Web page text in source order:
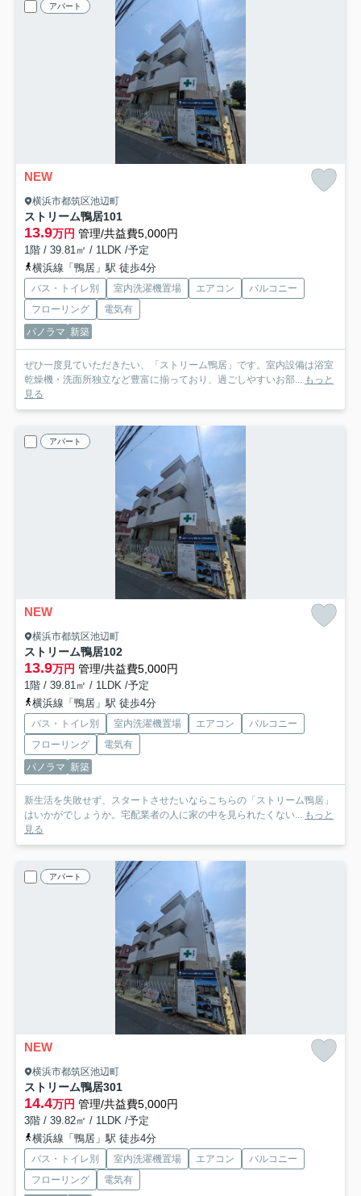
アパート
NEW
横浜市都筑区池辺町
ストリーム鴨居101
13.9万円 管理/共益費5,000円
1階 / 39.81㎡ / 1LDK /予定
横浜線「鴨居」駅 徒歩4分
バス・トイレ別 室内洗濯機置場 エアコン
バルコニー
フローリング
電気有
パノラマ 新築
ぜひ一度見ていただきたい、「ストリーム鴨居」です。室内設備は浴室
乾燥機・洗面所独立など豊富に揃っており、過ごしやすいお部... もっと
見る
アパート
NEW
横浜市都筑区池辺町
ストリーム鴨居102
13.9万円 管理/共益費5,000円
1階 / 39.81㎡ / 1LDK /予定
横浜線「鴨居」駅 徒歩4分
バス・トイレ別 室内洗濯機置場 エアコン
バルコニー
フローリング
電気有
パノラマ 新築
新生活を失敗せず、スタートさせたいならこちらの「ストリーム鴨居」
はいかがでしょうか。宅配業者の人に家の中を見られたくない... もっと
見る
アパート
NEW
横浜市都筑区池辺町
ストリーム鴨居301
14.4万円 管理/共益費5,000円
3階 / 39.82㎡ / 1LDK /予定
横浜線「鴨居」駅 徒歩4分
バス・トイレ別 室内洗濯機置場 エアコン
バルコニー
フローリング
電気有